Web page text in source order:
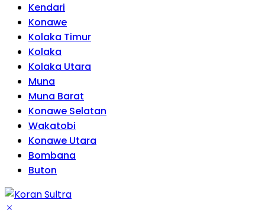
Kendari
Konawe
Kolaka Timur
Kolaka
Kolaka Utara
Muna
Muna Barat
Konawe Selatan
Wakatobi
Konawe Utara
Bombana
Buton